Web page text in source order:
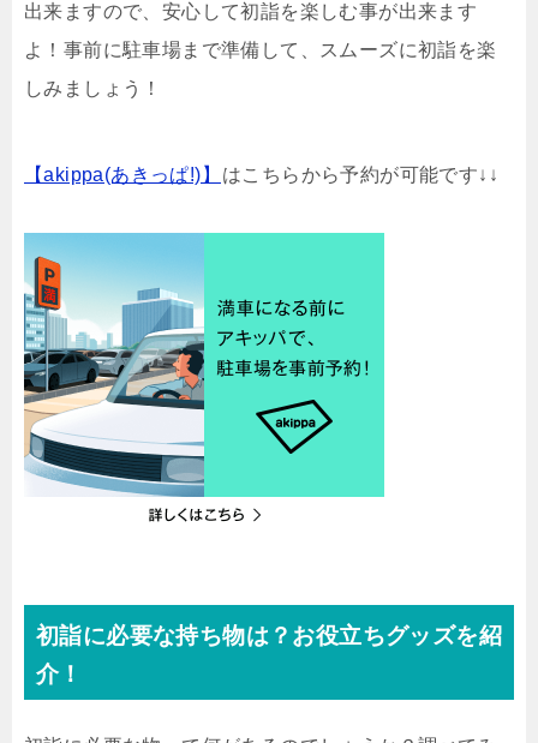
出来ますので、安心して初詣を楽しむ事が出来ます
よ！事前に駐車場まで準備して、スムーズに初詣を楽
しみましょう！
【akippa(あきっぱ!)】 はこちらから予約が可能です↓↓
初詣に必要な持ち物は？お役立ちグッズを紹
介！